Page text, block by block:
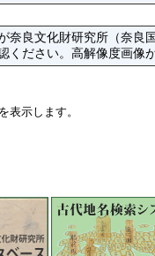
奈良文化財研究所（奈良
ください。高解像度画像
表示します。